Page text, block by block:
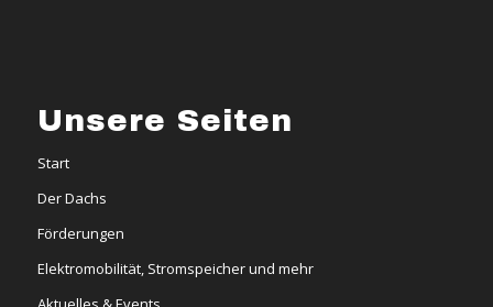
Unsere Seiten
Start
Der Dachs
Förderungen
Elektromobilität, Stromspeicher und mehr